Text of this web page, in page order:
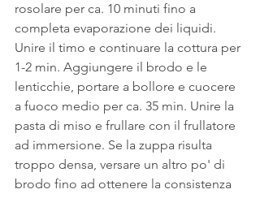
rosolare per ca. 10 minuti fino a
completa evaporazione dei liquidi.
Unire il timo e continuare la cottura per
1-2 min. Aggiungere il brodo e le
lenticchie, portare a bollore e cuocere
a fuoco medio per ca. 35 min. Unire la
pasta di miso e frullare con il frullatore
ad immersione. Se la zuppa risulta
troppo densa, versare un altro po' di
brodo fino ad ottenere la consistenza